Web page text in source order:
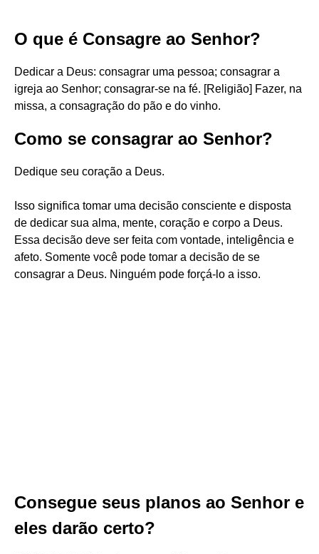
O que é Consagre ao Senhor?
Dedicar a Deus: consagrar uma pessoa; consagrar a
igreja ao Senhor; consagrar-se na fé. [Religião] Fazer, na
missa, a consagração do pão e do vinho.
Como se consagrar ao Senhor?
Dedique seu coração a Deus.
Isso significa tomar uma decisão consciente e disposta
de dedicar sua alma, mente, coração e corpo a Deus.
Essa decisão deve ser feita com vontade, inteligência e
afeto. Somente você pode tomar a decisão de se
consagrar a Deus. Ninguém pode forçá-lo a isso.
Consegue seus planos ao Senhor e
eles darão certo?